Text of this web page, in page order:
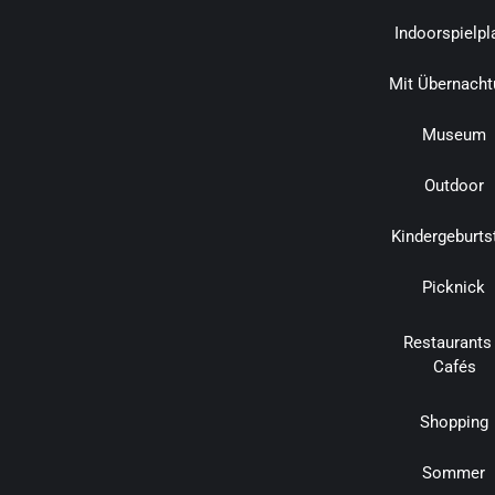
Mit
Museum
Outdoor
Picknick
Restaurants
Cafés
Shopping
Sommer